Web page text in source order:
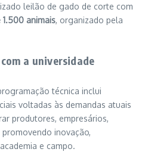
leilão de gado de corte com
animais, organizado pela
a universidade
técnica inclui
voltadas às demandas atuais
produtores, empresários,
inovação,
e campo.